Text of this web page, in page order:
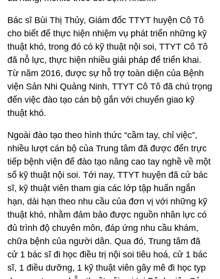
Bác sĩ Bùi Thị Thủy, Giám đốc TTYT huyện Cô Tô
cho biết để thực hiện nhiệm vụ phát triển những kỹ
thuật khó, trong đó có kỹ thuật nội soi, TTYT Cô Tô
đã nỗ lực, thực hiện nhiều giải pháp để triển khai.
Từ năm 2016, được sự hỗ trợ toàn diện của Bệnh
viện Sản Nhi Quảng Ninh, TTYT Cô Tô đã chú trọng
đến việc đào tạo cán bộ gắn với chuyển giao kỹ
thuật khó.
Ngoài đào tạo theo hình thức “cầm tay, chỉ việc”,
nhiều lượt cán bộ của Trung tâm đã được đến trực
tiếp bệnh viện để đào tạo nâng cao tay nghề về một
số kỹ thuật nội soi. Tới nay, TTYT huyện đã cử bác
sĩ, kỹ thuật viên tham gia các lớp tập huấn ngắn
hạn, dài hạn theo nhu cầu của đơn vị với những kỹ
thuật khó, nhằm đảm bảo được nguồn nhân lực có
đủ trình độ chuyên môn, đáp ứng nhu cầu khám,
chữa bệnh của người dân. Qua đó, Trung tâm đã
cử 1 bác sĩ đi học điều trị nội soi tiêu hoá, cử 1 bác
sĩ, 1 điều dưỡng, 1 kỹ thuật viên gây mê đi học typ